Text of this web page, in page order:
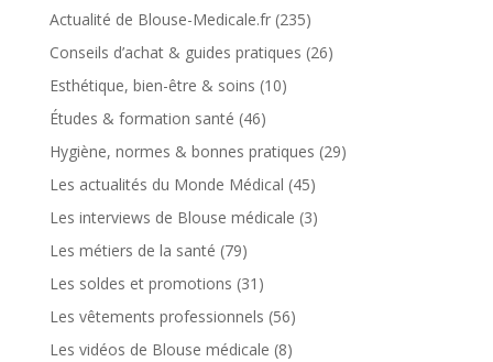
Actualité de Blouse-Medicale.fr(235)
Conseils d’achat & guides pratiques (26)
Esthétique, bien-être & soins (10)
Études & formation santé (46)
Hygiène, normes & bonnes pratiques (29)
Les actualités du Monde Médical (45)
Les interviews de Blouse médicale (3)
Les métiers de la santé (79)
Les soldes et promotions (31)
Les vêtements professionnels (56)
Les vidéos de Blouse médicale (8)